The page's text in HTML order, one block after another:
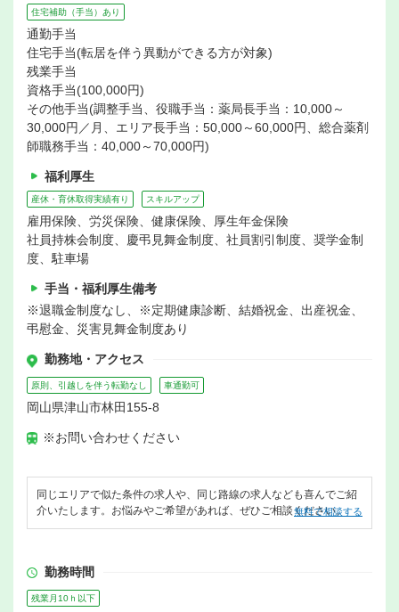
住宅補助（手当）あり
通勤手当
住宅手当(転居を伴う異動ができる方が対象)
残業手当
資格手当(100,000円)
その他手当(調整手当、役職手当：薬局長手当：10,000～
30,000円／月、エリア長手当：50,000～60,000円、総合薬剤
師職務手当：40,000～70,000円)
福利厚生
産休・育休取得実績有り スキルアップ
雇用保険、労災保険、健康保険、厚生年金保険
社員持株会制度、慶弔見舞金制度、社員割引制度、奨学金制
度、駐車場
手当・福利厚生備考
※退職金制度なし、※定期健康診断、結婚祝金、出産祝金、
弔慰金、災害見舞金制度あり
勤務地・アクセス
原則、引越しを伴う転勤なし 車通勤可
岡山県津山市林田155-8
※お問い合わせください
同じエリアで似た条件の求人や、同じ路線の求人なども喜んでご紹
介いたします。お悩みやご希望があれば、ぜひご相談ください。
無料で相談する
勤務時間
残業月10ｈ以下